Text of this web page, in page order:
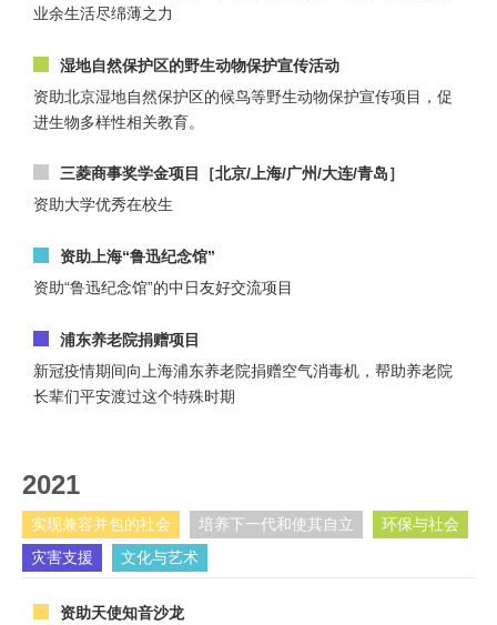
业余生活尽绵薄之力
湿地自然保护区的野生动物保护宣传活动
资助北京湿地自然保护区的候鸟等野生动物保护宣传项目，促
进生物多样性相关教育。
三菱商事奖学金项目［北京/上海/广州/大连/青岛］
资助大学优秀在校生
资助上海“鲁迅纪念馆”
资助“鲁迅纪念馆”的中日友好交流项目
浦东养老院捐赠项目
新冠疫情期间向上海浦东养老院捐赠空气消毒机，帮助养老院
长辈们平安渡过这个特殊时期
2021
实现兼容并包的社会 培养下一代和使其自立
环保与社会
灾害支援
文化与艺术
资助天使知音沙龙